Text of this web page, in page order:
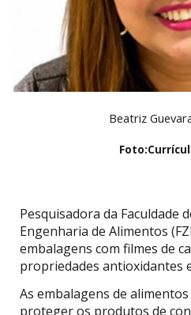
Beatriz
Foto:
Pesquisadora da Faculdade
Engenharia de Alimentos
embalagens com filmes de
propriedades antioxidantes
As embalagens de
proteger os produtos de